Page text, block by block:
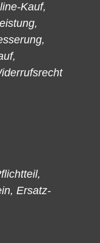
Kauf,
Ersatz-